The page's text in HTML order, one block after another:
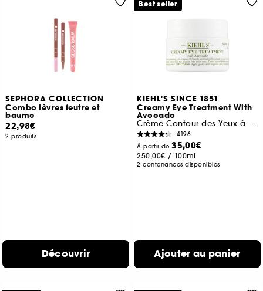
SEPHORA COLLECTION
Combo lèvres feutre et
baume
22,98€
2 produits
Découvrir
KIEHL'S SINCE 1851
Creamy Eye Treatment With
Avocado
Crème Contour des Yeux à l’Avocat
4196
À partir de35,00€
250,00€ / 100ml
2 contenances disponibles
Ajouter au panier
Best seller